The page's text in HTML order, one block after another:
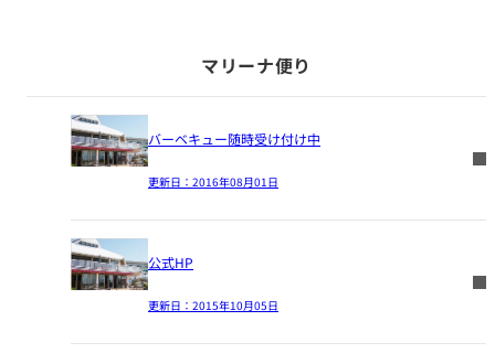
マリーナ便り
バーベキュー随時受け付け中
更新日： 2016年08月01日
公式HP
更新日： 2015年10月05日